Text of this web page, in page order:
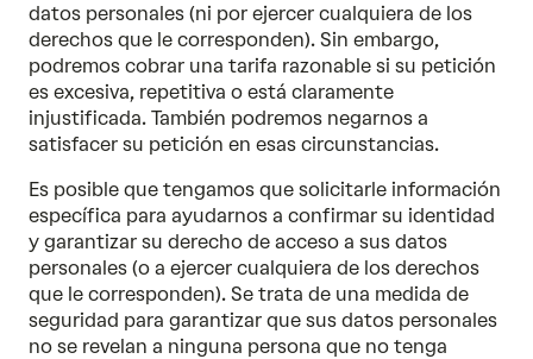
datos personales (ni por ejercer cualquiera de los
derechos que le corresponden). Sin embargo,
podremos cobrar una tarifa razonable si su petición
es excesiva, repetitiva o está claramente
injustificada. También podremos negarnos a
satisfacer su petición en esas circunstancias.
Es posible que tengamos que solicitarle información
específica para ayudarnos a confirmar su identidad
y garantizar su derecho de acceso a sus datos
personales (o a ejercer cualquiera de los derechos
que le corresponden). Se trata de una medida de
seguridad para garantizar que sus datos personales
no se revelan a ninguna persona que no tenga